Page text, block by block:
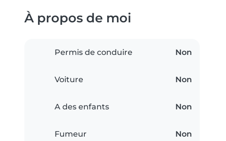
À propos de moi
Permis de conduire Non
Voiture Non
A des enfants Non
Fumeur Non